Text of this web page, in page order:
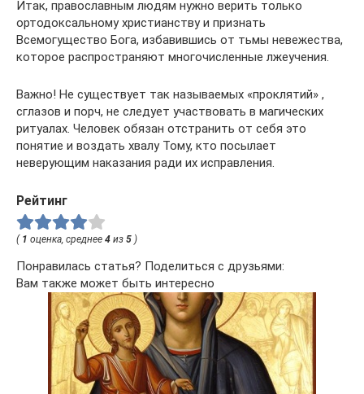
Итак, православным людям нужно верить только
ортодоксальному христианству и признать
Всемогущество Бога, избавившись от тьмы невежества,
которое распространяют многочисленные лжеучения.
Важно! Не существует так называемых «проклятий» ,
сглазов и порч, не следует участвовать в магических
ритуалах. Человек обязан отстранить от себя это
понятие и воздать хвалу Тому, кто посылает
неверующим наказания ради их исправления.
Рейтинг
( 1 оценка, среднее 4 из 5 )
Понравилась статья? Поделиться с друзьями:
Вам также может быть интересно